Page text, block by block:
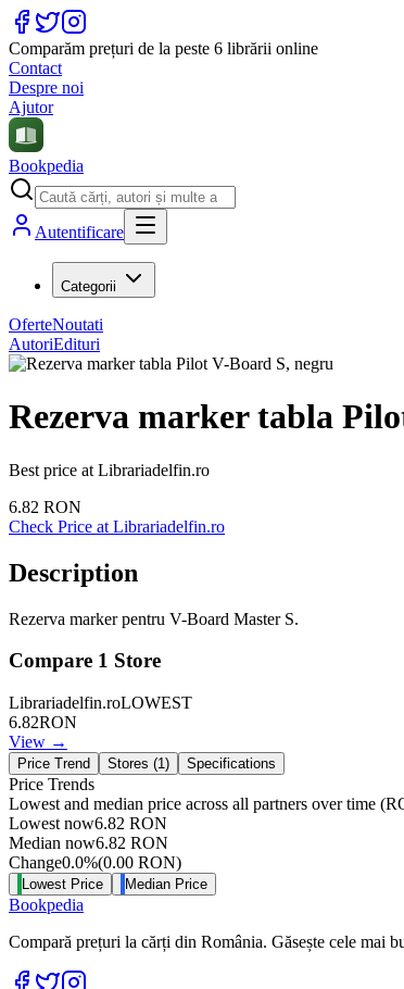
Comparăm prețuri de la peste 6 librării online
Contact
Despre noi
Ajutor
Bookpedia
Autentificare
Categorii
OferteNoutati
AutoriEdituri
Rezerva marker tabla
Best price at Librariadelfin.ro
6.82 RON
Check Price at Librariadelfin.ro
Description
Rezerva marker pentru V-Board Master S.
Compare 1 Store
Librariadelfin.roLOWEST
6.82RON
View →
Price Trend Stores (1) Specifications
Price Trends
Lowest and median price across all partners over time
Lowest now6.82 RON
Median now6.82 RON
Change0.0%(0.00 RON)
Lowest Price Median Price
Bookpedia
Compară prețuri la cărți din România. Găsește cele mai
Facebook
Twitter